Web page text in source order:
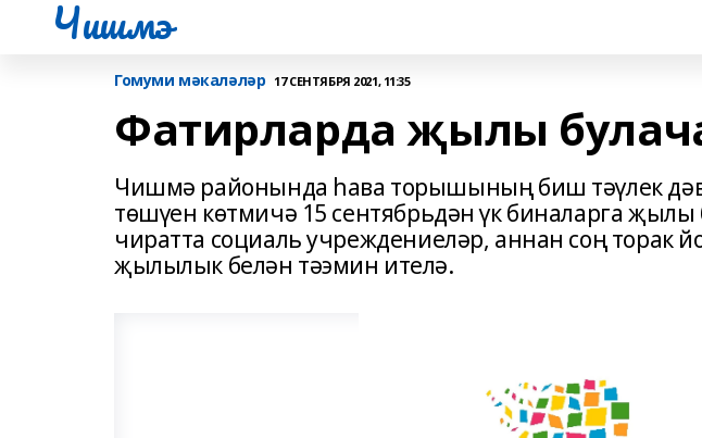
Чишмэ
Гомуми мәкаләләр 17 СЕНТЯБРЯ 2021, 11:35
Фатирларда җылы
Чишмә районында һава торышының биш тәүлек
төшүен көтмичә 15 сентябрьдән үк биналарга
чиратта социаль учреждениеләр, аннан соң торак
җылылык белән тәэмин ителә.